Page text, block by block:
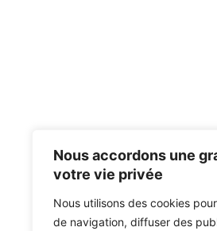
Nous accordons une
votre vie privée
Nous utilisons des cookies
de navigation, diffuser des